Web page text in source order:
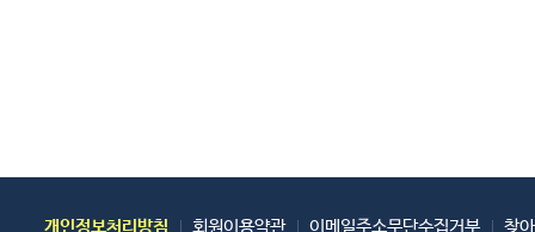
개인정보처리방침 회원이용약관 이메일주소무단수집거부 찾